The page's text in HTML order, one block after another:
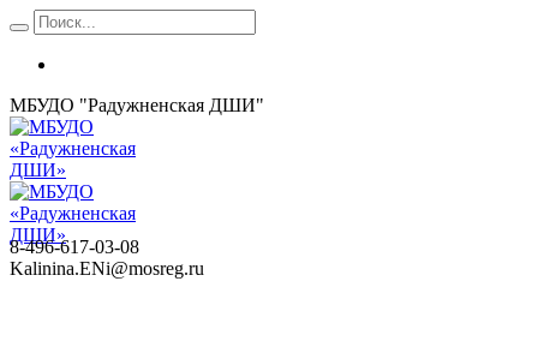
МБУДО "Радужненская ДШИ"
8-496-617-03-08
Kalinina.ENi@mosreg.ru